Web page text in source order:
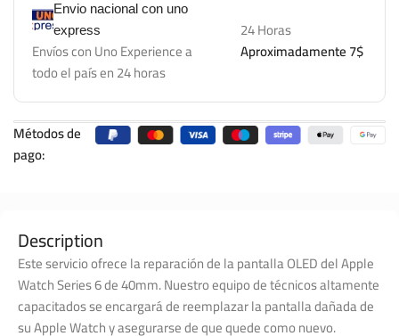
Envio nacional con uno
express
Envíos con Uno Experience a
todo el país en 24 horas
24 Horas
Aproximadamente 7$
Métodos de
pago:
Description
Este servicio ofrece la reparación de la pantalla OLED del Apple
Watch Series 6 de 40mm. Nuestro equipo de técnicos altamente
capacitados se encargará de reemplazar la pantalla dañada de
su Apple Watch y asegurarse de que quede como nuevo.